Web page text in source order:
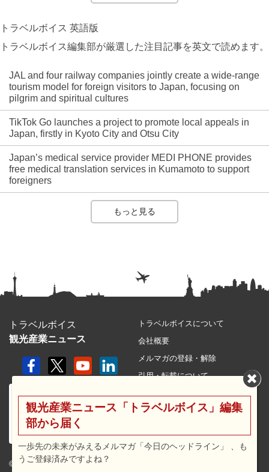
トラベルボイス 英語版
トラベルボイス編集部が厳選した注目記事を英文で読めます。
JAL and four railway companies jointly create a wide-range
tourism model for foreign visitors to Japan, focusing on
pilgrim and spiritual cultures
TikTok Go launches a project to promote local appeals in
Japan, firstly in Kyoto City and Otsu City
Japan’s medical service provider MEDI PHONE provides
free medical translation services in Kumamoto to support
foreigners
もっと見る
トラベルボイス
観光産業ニュース
© 2026 travel voice.
トラベルボイスについて
会社概要
メルマガの登録・解除
引用・転載について
利用規約
広告メニュー・料金
観光産業ニュース「トラベルボイス」編集
部から届く
一歩先の未来がみえるメルマガ「今日のヘッドライン」 、も
うご登録済みですよね？